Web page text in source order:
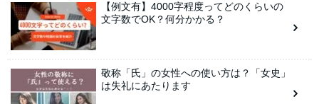
【例文有】4000字程度ってどのくらいの
文字数でOK？何分かかる？
敬称「氏」の女性への使い方は？「女史」
は失礼にあたります